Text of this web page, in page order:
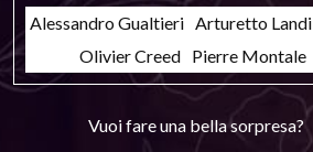
Alessandro Gualtieri Arturetto Landi
Olivier Creed Pierre Montale
Vuoi fare una bella sorpresa?